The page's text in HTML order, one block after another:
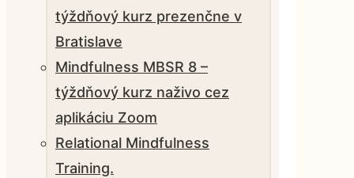
týždňový kurz prezenčne v
Bratislave
Mindfulness MBSR 8 –
týždňový kurz naživo cez
aplikáciu Zoom
Relational Mindfulness
Training.